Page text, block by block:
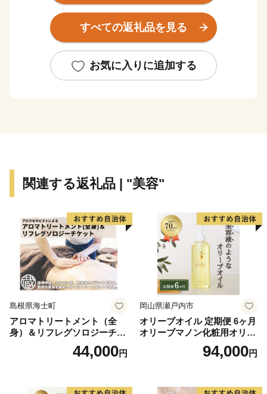
のような自然豊かな地で、交通の要衝としても大きく発
展しています。
く、注目される都市の一つとして数えられています。
すべての返礼品を見る
お気に入りに追加する
関連する返礼品 | "美容"
島根県海士町
アロマトリートメント（全
身）＆リフレグソロジーチケ
44,000円
岡山県瀬戸内市
オリーブオイル 定期便 6ヶ月
オリーブマノン化粧用オリー
ブオイル 200ml オリーブ オ
イル 美容 スキンケア 化粧用
94,000円